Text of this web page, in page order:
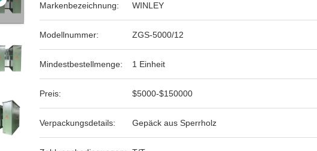
Markenbezeichnung: WINLEY
Modellnummer: ZGS-5000/12
Mindestbestellmenge: 1 Einheit
Preis: $5000-$150000
Verpackungsdetails: Gepäck aus Sperrholz